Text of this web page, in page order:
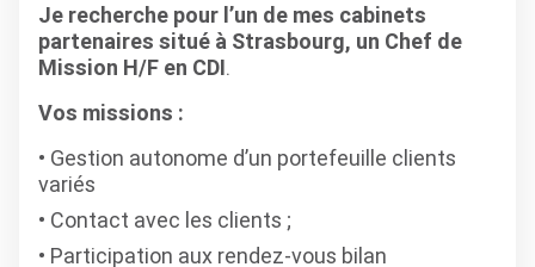
Je recherche pour l’un de mes cabinets
partenaires situé à Strasbourg, un Chef de
Mission H/F en CDI.
Vos missions :
Gestion autonome d’un portefeuille clients
variés
Contact avec les clients ;
Participation aux rendez-vous bilan